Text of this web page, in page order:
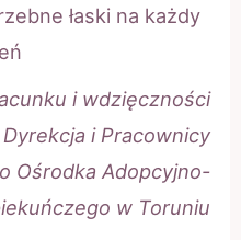
łaski na każdy
i wdzięczności
Dyrekcja i Pracownicy
Ośrodka Adopcyjno-
w Toruniu